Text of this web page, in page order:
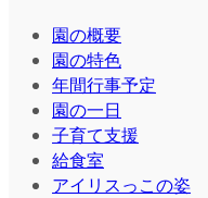
園の概要
園の特色
年間行事予定
園の一日
子育て支援
給食室
アイリスっこの姿